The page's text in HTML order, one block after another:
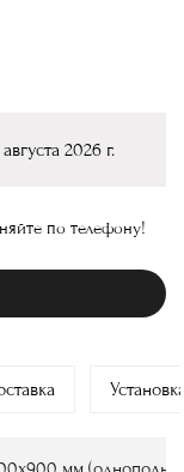
2026 г.
по телефону!